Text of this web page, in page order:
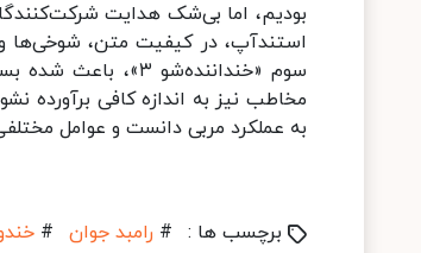
بودیم، اما بی‌شک هدایت
استندآپ، در کیفیت متن، شوخی‌ها
سوم «خنداننده‌شو
به عملکرد مربی دانست و عوامل
برچسب ها : # رامبد جوان #